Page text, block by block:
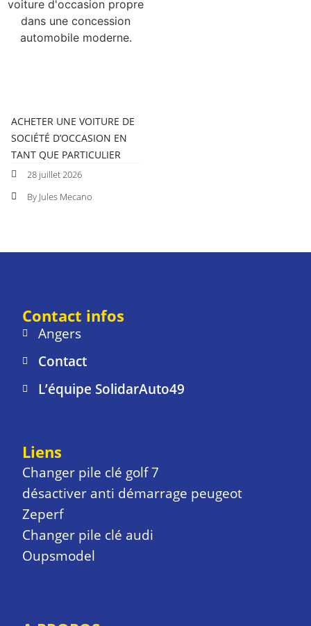
ACHETER UNE VOITURE DE
SOCIÉTÉ D’OCCASION EN
TANT QUE PARTICULIER
28 juillet 2026
By Jules Mecano
Contact infos
Angers
Contact
L’équipe SolidarAuto49
Liens
Changer pile clé golf 7
désactiver anti démarrage peugeot
Zeperf
Changer pile clé audi
Oupsmodel